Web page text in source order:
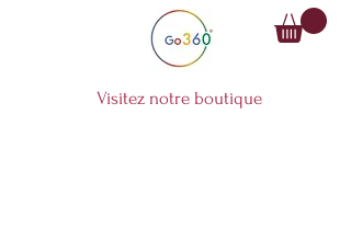
Visitez notre boutique